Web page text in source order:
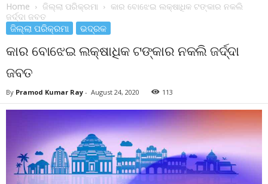
Home ଜିଲ୍ଲା ପରିକ୍ରମା
କାର ବୋଝେଇ ଲକ୍ଷାଧିକ ଟଙ୍କାର ନକଲି
ଜର୍ଦ୍ଦା ଜବତ
ଜିଲ୍ଲା ପରିକ୍ରମା ଭଦ୍ରକ
କାର ବୋଝେଇ ଲକ୍ଷାଧିକ ଟଙ୍କାର ନକଲି ଜର୍ଦ୍ଦା
ଜବତ
By Pramod Kumar Ray - August 24, 2020 113